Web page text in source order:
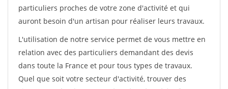
particuliers proches de votre zone d'activité et qui
auront besoin d'un artisan pour réaliser leurs travaux.
L'utilisation de notre service permet de vous mettre en
relation avec des particuliers demandant des devis
dans toute la France et pour tous types de travaux.
Quel que soit votre secteur d'activité, trouver des